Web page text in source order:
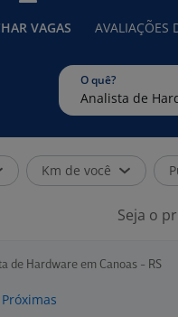
VAGAS AVALIAÇÕES
O quê?
Km de você
Seja o
de Hardware em Canoas - RS
Próximas